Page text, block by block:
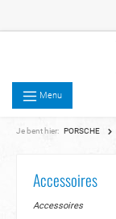
Menu
Je bent hier: PORSCHE
Accessoires
Accessoires